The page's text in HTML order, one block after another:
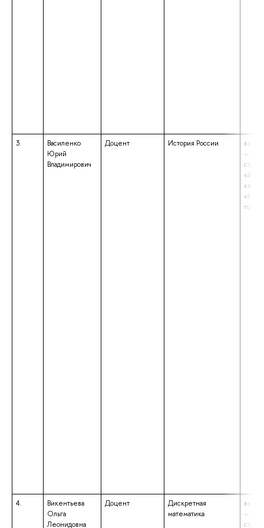
3.
Василенко
Юрий
Владимирович
Доцент История России
–
4.
Викентьева
Ольга
Леонидовна
Доцент
Дискретная
математика
–